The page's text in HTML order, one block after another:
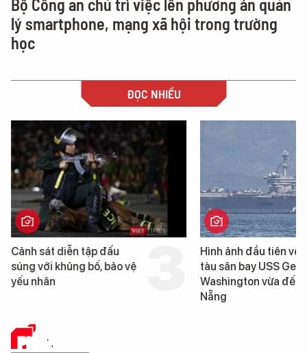
Bộ Công an chủ trì việc lên phương án quản
lý smartphone, mạng xã hội trong trường
học
ĐỌC NHIỀU
Cảnh sát diễn tập đấu
súng với khủng bố, bảo vệ
yếu nhân
Hình ảnh đầu tiên về
tàu sân bay USS
Washington vừa đến
Nẵng
PHÂN TÍCH